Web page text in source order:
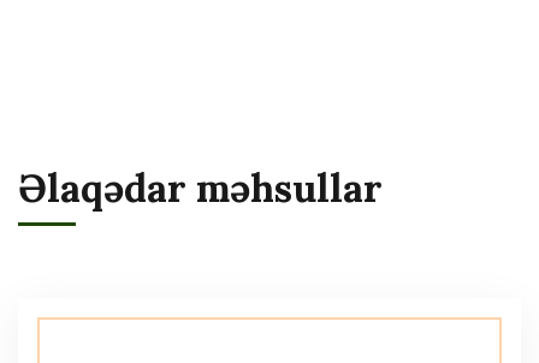
Əlaqədar məhsullar